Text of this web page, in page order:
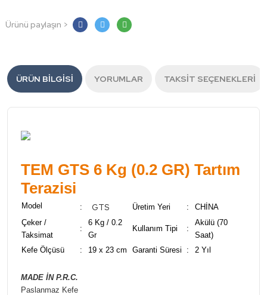
Ürünü paylaşın >
ÜRÜN BILGISI YORUMLAR TAKSIT SEÇENEKLERI
TEM GTS 6 Kg (0.2 GR) Tartım
Terazisi
Model : GTS Üretim Yeri :
CHİNA
Çeker /
Taksimat
:
6 Kg / 0.2
Gr
Kullanım Tipi :
Akülü (70
Saat)
Kefe Ölçüsü
: 19 x 23 cm Garanti Süresi : 2 Yıl
MADE İN P.R.C.
Paslanmaz Kefe